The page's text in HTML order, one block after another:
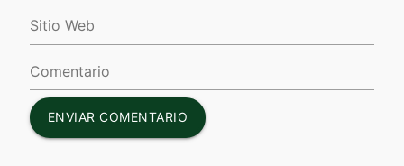
ENVIAR COMENTARIO